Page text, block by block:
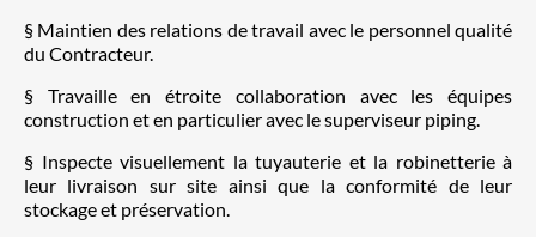
§ Maintien des relations de travail avec le personnel qualité
du Contracteur.
§ Travaille en étroite collaboration avec les équipes
construction et en particulier avec le superviseur piping.
§ Inspecte visuellement la tuyauterie et la robinetterie à
leur livraison sur site ainsi que la conformité de leur
stockage et préservation.